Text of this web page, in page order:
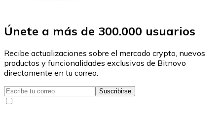
Únete a más de 300.000 usuarios
Recibe actualizaciones sobre el mercado crypto, nuevos
productos y funcionalidades exclusivas de Bitnovo
directamente en tu correo.
Suscribirse